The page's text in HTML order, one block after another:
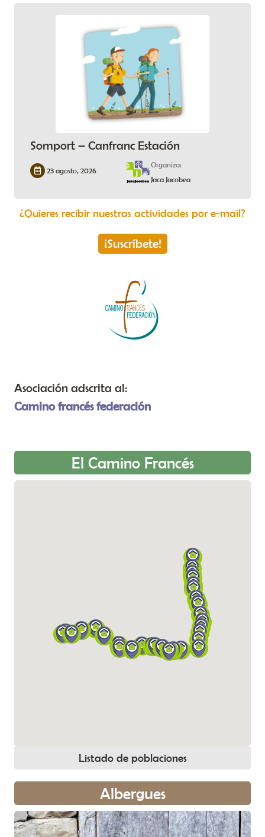
Somport – Canfranc Estación
23 agosto, 2026
Organiza:
Jaca Jacobea
¿Quieres recibir nuestras actividades por e-mail?
¡Suscríbete!
Asociación adscrita al:
Camino francés federación
El Camino Francés
Listado de poblaciones
Albergues